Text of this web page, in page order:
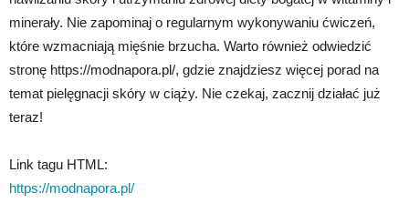
minerały. Nie zapominaj o regularnym wykonywaniu ćwiczeń,
które wzmacniają mięśnie brzucha. Warto również odwiedzić
stronę https://modnapora.pl/, gdzie znajdziesz więcej porad na
temat pielęgnacji skóry w ciąży. Nie czekaj, zacznij działać już
teraz!
Link tagu HTML:
https://modnapora.pl/